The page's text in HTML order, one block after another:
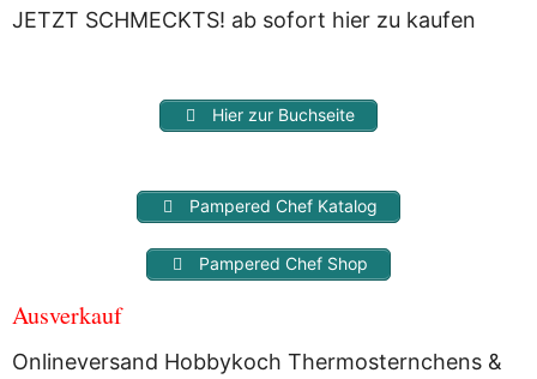
Dritte weitergegeben und dienen nur für diesen Service!
JETZT SCHMECKTS! ab sofort hier zu kaufen
Hier zur Buchseite
Pampered Chef Katalog
Pampered Chef Shop
Ausverkauf
Onlineversand Hobbykoch Thermosternchens &